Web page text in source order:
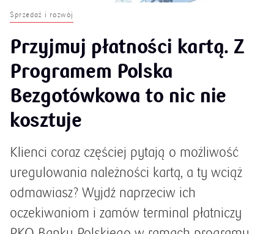
Sprzedaż i rozwój
Przyjmuj płatności kartą. Z
Programem Polska
Bezgotówkowa to nic nie
kosztuje
Klienci coraz częściej pytają o możliwość
uregulowania należności kartą, a ty wciąż
odmawiasz? Wyjdź naprzeciw ich
oczekiwaniom i zamów terminal płatniczy